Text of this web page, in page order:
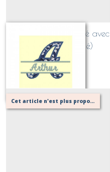
Alphabet personnalisé avec
prénom (appliqué)
Sur demande
Cet article n'est plus proposé, retournez au menu principal ou contactez moi!